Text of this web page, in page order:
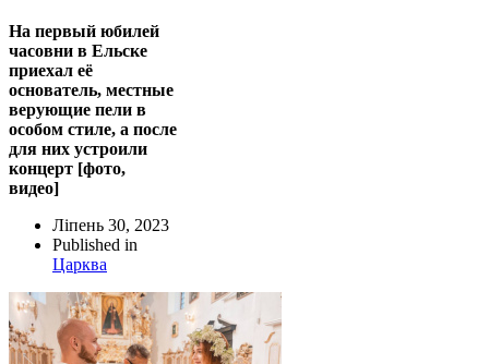
На первый юбилей
часовни в Ельске
приехал её
основатель, местные
верующие пели в
особом стиле, а после
для них устроили
концерт [фото,
видео]
Ліпень 30, 2023
Published in
Царква